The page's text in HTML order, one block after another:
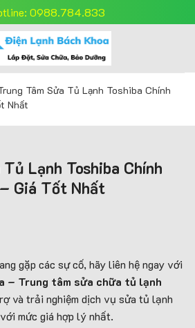
0988.784.833
Tâm Sửa Tủ Lạnh Toshiba Chính
Nhất
Lạnh Toshiba Chính
Giá Tốt Nhất
gặp các sự cố, hãy liên hệ ngay với
– Trung tâm sửa chữa tủ lạnh
và trải nghiệm dịch vụ sửa tủ lạnh
mức giá hợp lý nhất.